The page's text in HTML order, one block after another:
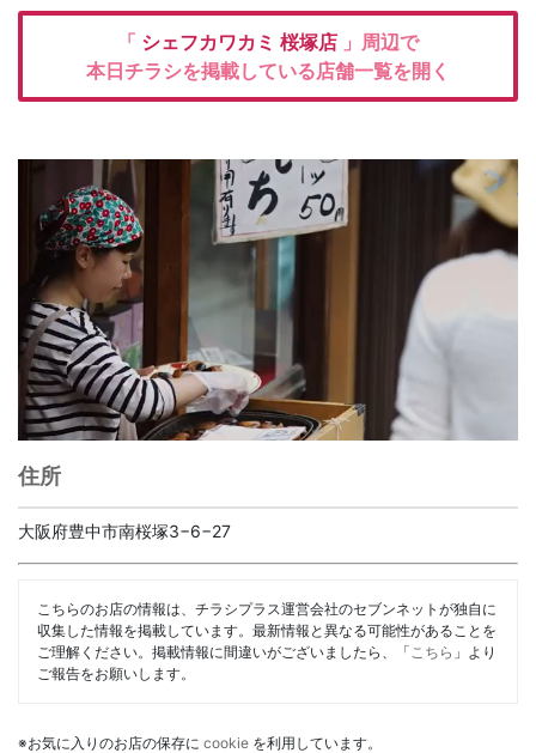
「 シェフカワカミ 桜塚店 」周辺で
本日チラシを掲載している店舗一覧を開く
住所
大阪府豊中市南桜塚3−6−27
こちらのお店の情報は、チラシプラス運営会社のセブンネットが独自に
収集した情報を掲載しています。最新情報と異なる可能性があることを
ご理解ください。掲載情報に間違いがございましたら、「 こちら 」より
ご報告をお願いします。
※お気に入りのお店の保存に cookie を利用しています。